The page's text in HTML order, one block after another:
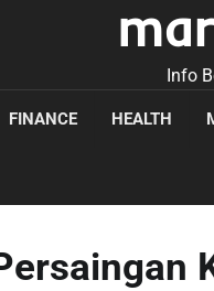
Info
FINANCE HEALTH